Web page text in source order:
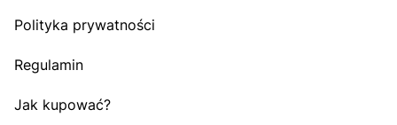
Polityka prywatności
Regulamin
Jak kupować?